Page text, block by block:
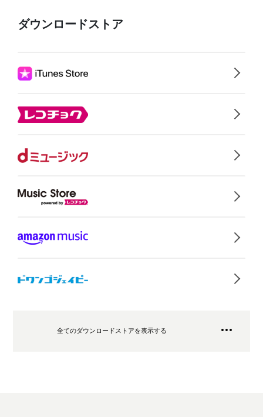
ダウンロードストア
全てのダウンロードストアを表示する